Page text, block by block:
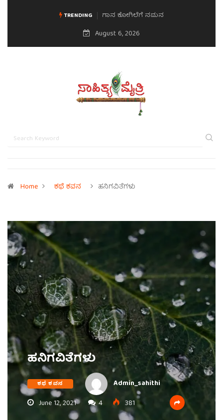
TRENDING
ಗಾನ ಕೋಗಿಲೆಗೆ ನಮನ ಮನಸಿನ ಸವಿಭಾವ
August 6, 2026
Home ಕಥೆ ಕವನ ಹನಿಗವಿತೆಗಳು
ಹನಿಗವಿತೆಗಳು
ಕಥೆ ಕವನ
Admin_sahithi
June 12, 2021
4 381